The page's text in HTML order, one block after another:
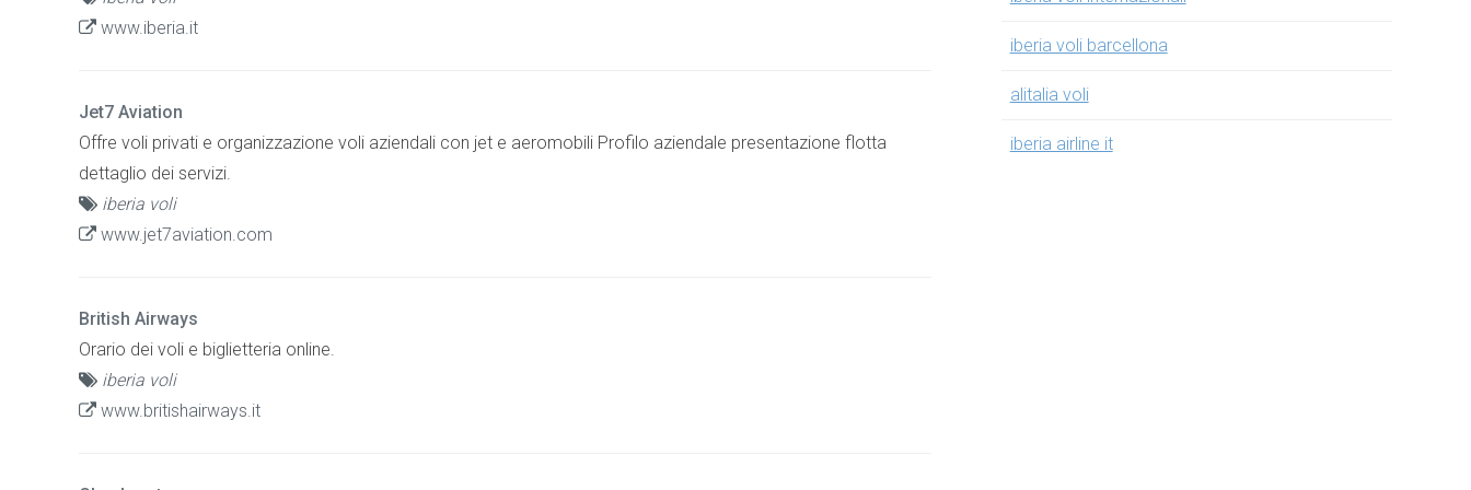
www.iberia.it
Jet7 Aviation
Offre voli privati e organizzazione voli aziendali con jet e aeromobili Profilo aziendale presentazione flotta
dettaglio dei servizi.
iberia voli
www.jet7aviation.com
British Airways
Orario dei voli e biglietteria online.
iberia voli
www.britishairways.it
iberia voli barcellona
alitalia voli
iberia airline it